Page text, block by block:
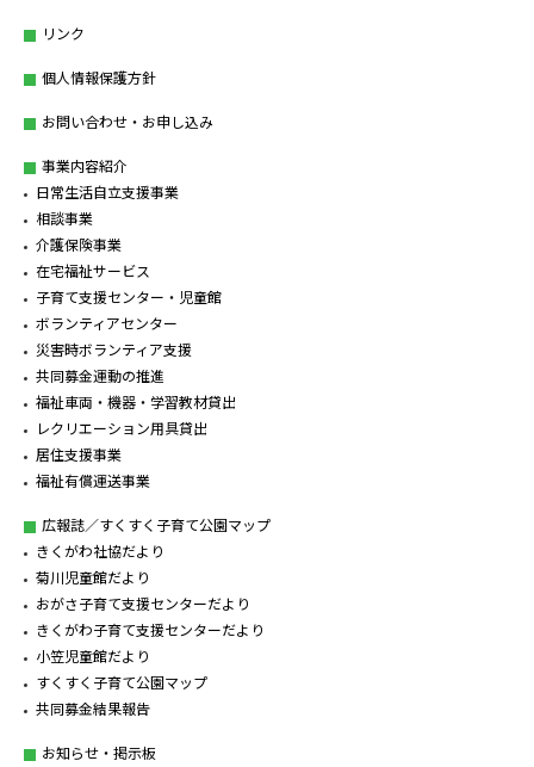
リンク
個人情報保護方針
お問い合わせ・お申し込み
事業内容紹介
日常生活自立支援事業
相談事業
介護保険事業
在宅福祉サービス
子育て支援センター・児童館
ボランティアセンター
災害時ボランティア支援
共同募金運動の推進
福祉車両・機器・学習教材貸出
レクリエーション用具貸出
居住支援事業
福祉有償運送事業
広報誌／すくすく子育て公園マップ
きくがわ社協だより
菊川児童館だより
おがさ子育て支援センターだより
きくがわ子育て支援センターだより
小笠児童館だより
すくすく子育て公園マップ
共同募金結果報告
お知らせ・掲示板